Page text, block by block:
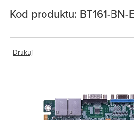
Kod produktu: BT161-BN-
Drukuj